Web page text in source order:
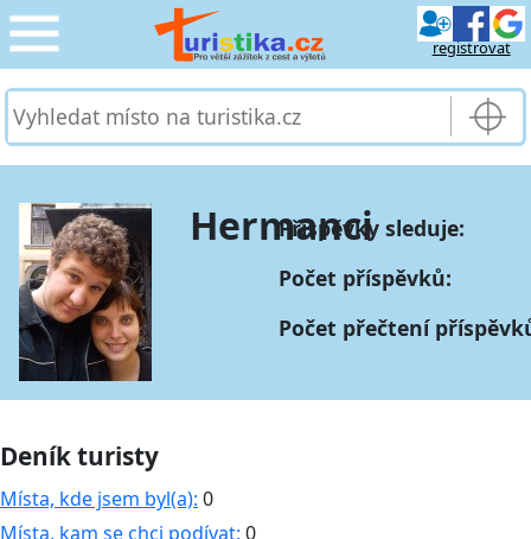
registrovat
CESTOVÁNÍ
SLUŽBY & DOPRAVA ›
PRO TURISTY
MOJE TURISTIKA
Hermanci
Příspěvky sleduje:
Počet příspěvků:
Počet přečtení
Deník turisty
Místa, kde jsem byl(a): 0
Místa, kam se chci podívat: 0